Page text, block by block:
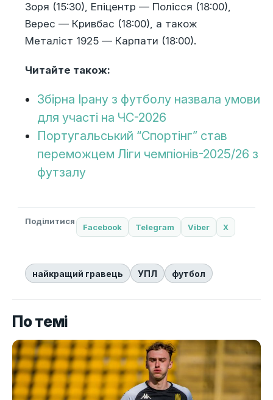
Зоря (15:30), Епіцентр — Полісся (18:00),
Верес — Кривбас (18:00), а також
Металіст 1925— Карпати (18:00).
Читайте також:
Збірна Ірану з футболу назвала умови
для участі на ЧС-2026
Португальський “Спортінг” став
переможцем Ліги чемпіонів-2025/26 з
футзалу
Поділитися
Facebook Telegram Viber X
найкращий гравець УПЛ футбол
По темі